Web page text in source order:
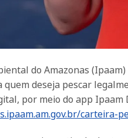
do Amazonas
deseja pescar
por meio do app
carteira-